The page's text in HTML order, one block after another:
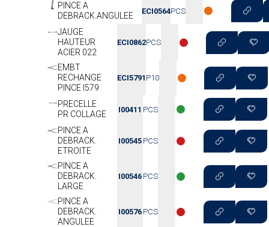
PINCE A
DEBRACK.ANGULEE
ECI0564PCS
JAUGE
HAUTEUR
ACIER 022
ECI0862PCS
EMBT
RECHANGE
PINCE I579
ECI5791 P10
PRECELLE
PR COLLAGE
I00411 PCS
PINCE A
DEBRACK.
ETROITE
I00545 PCS
PINCE A
DEBRACK.
LARGE
I00546 PCS
PINCE A
DEBRACK.
ANGULEE
I00576 PCS